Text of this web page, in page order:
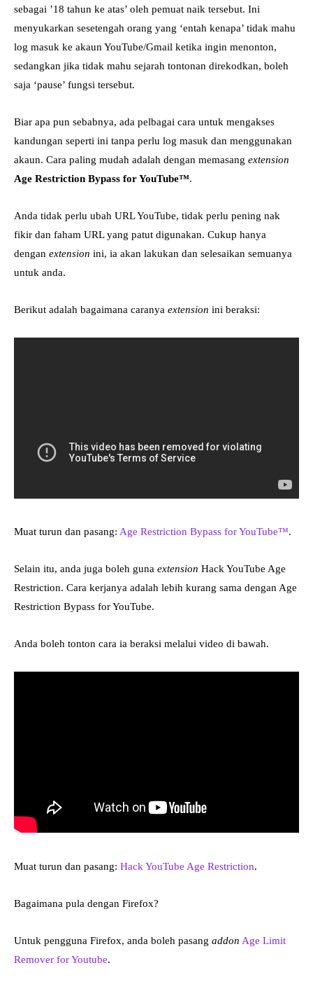
sebagai ’18 tahun ke atas’ oleh pemuat naik tersebut. Ini
menyukarkan sesetengah orang yang ‘entah kenapa’ tidak mahu
log masuk ke akaun YouTube/Gmail ketika ingin menonton,
sedangkan jika tidak mahu sejarah tontonan direkodkan, boleh
saja ‘pause’ fungsi tersebut.
Biar apa pun sebabnya, ada pelbagai cara untuk mengakses
kandungan seperti ini tanpa perlu log masuk dan menggunakan
akaun. Cara paling mudah adalah dengan memasang extension
Age Restriction Bypass for YouTube™.
Anda tidak perlu ubah URL YouTube, tidak perlu pening nak
fikir dan faham URL yang patut digunakan. Cukup hanya
dengan extension ini, ia akan lakukan dan selesaikan semuanya
untuk anda.
Berikut adalah bagaimana caranya extension ini beraksi:
Muat turun dan pasang: Age Restriction Bypass for YouTube™.
Selain itu, anda juga boleh guna extension Hack YouTube Age
Restriction. Cara kerjanya adalah lebih kurang sama dengan Age
Restriction Bypass for YouTube.
Anda boleh tonton cara ia beraksi melalui video di bawah.
Muat turun dan pasang: Hack YouTube Age Restriction.
Bagaimana pula dengan Firefox?
Untuk pengguna Firefox, anda boleh pasang addon Age Limit
Remover for Youtube.